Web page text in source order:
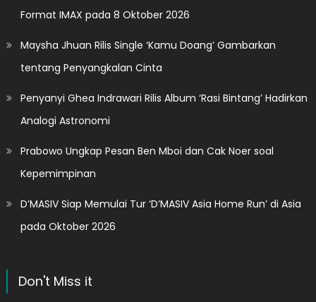
Format IMAX pada 8 Oktober 2026
Maysha Jhuan Rilis Single ‘Kamu Doang’ Gambarkan
tentang Penyangkalan Cinta
Penyanyi Ghea Indrawari Rilis Album ‘Rasi Bintang’ Hadirkan
Analogi Astronomi
Prabowo Ungkap Pesan Ben Mboi dan Cak Noer soal
Kepemimpinan
D’MASIV Siap Memulai Tur ‘D’MASIV Asia Home Run’ di Asia
pada Oktober 2026
Don't Miss it